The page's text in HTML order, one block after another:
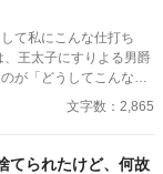
て私にこんな仕打ち
王太子にすりよる男爵
が「どうしてこんなこ
、丁寧にご説明して差
――全部説明された
文字数：2,865
てられたけど、何故